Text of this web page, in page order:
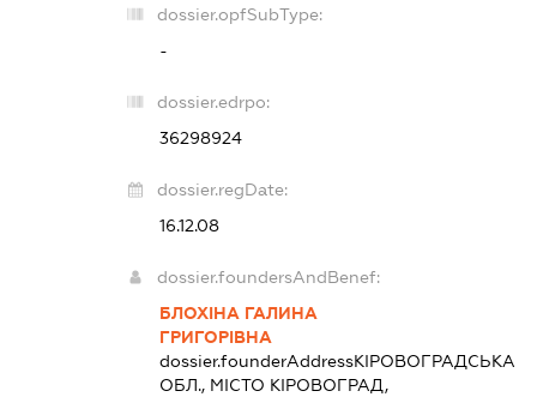
dossier.opfSubType:
-
dossier.edrpo:
36298924
dossier.regDate:
16.12.08
dossier.foundersAndBenef:
БЛОХІНА ГАЛИНА
ГРИГОРІВНА
dossier.founderAddressКІРОВОГРАДСЬКА
ОБЛ., МІСТО КІРОВОГРАД,